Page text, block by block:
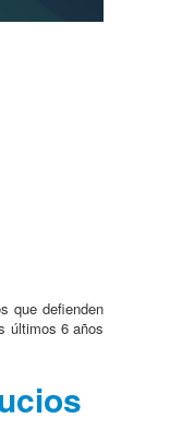
que defienden
últimos 6 años